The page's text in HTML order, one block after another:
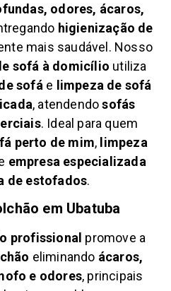
odores, ácaros,
higienização de
mais saudável. Nosso
sofá à domicílio utiliza
sofá e limpeza de sofá
, atendendosofás
. Ideal para quem
perto de mim, limpeza
empresa especializada
de estofados.
em Ubatuba
profissional promove a
eliminando ácaros,
e odores, principais